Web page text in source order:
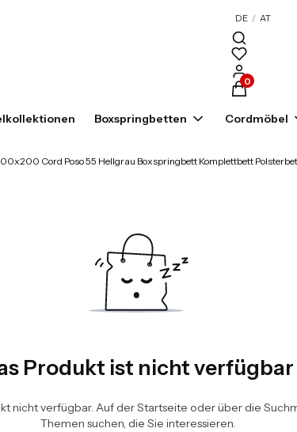
DE / AT
Produkte
Boxspringbetten Cordmöbel
Cord Poso 55 Hellgrau Boxspringbett Komplettbett
Produkt ist nicht verfügbar
nicht verfügbar. Auf der Startseite oder über die
Themen suchen, die Sie interessieren.